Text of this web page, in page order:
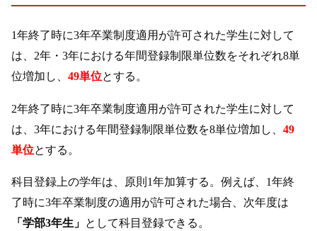
1年終了時に3年卒業制度適用が許可された学生に対して
は、2年・3年における年間登録制限単位数をそれぞれ8単
位増加し、49単位とする。
2年終了時に3年卒業制度適用が許可された学生に対して
は、3年における年間登録制限単位数を8単位増加し、49
単位とする。
科目登録上の学年は、原則1年加算する。例えば、1年終
了時に3年卒業制度の適用が許可された場合、次年度は
「学部3年生」 として科目登録できる。